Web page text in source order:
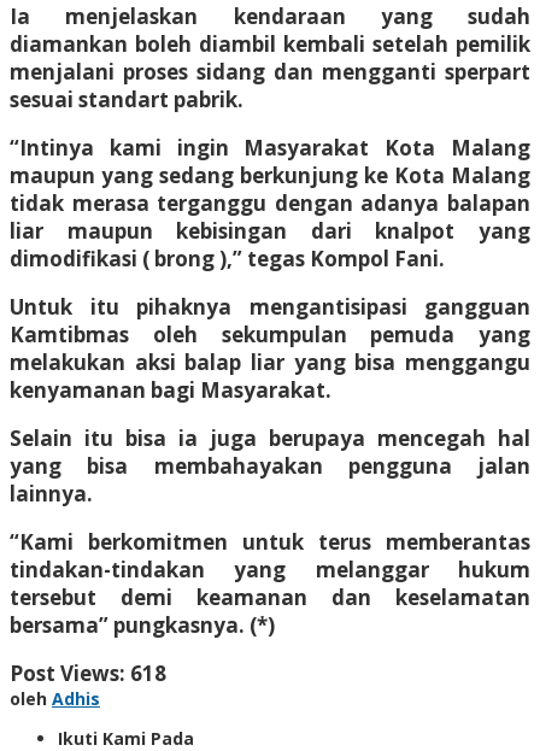
Ia menjelaskan kendaraan yang sudah
diamankan boleh diambil kembali setelah pemilik
menjalani proses sidang dan mengganti sperpart
sesuai standart pabrik.
“Intinya kami ingin Masyarakat Kota Malang
maupun yang sedang berkunjung ke Kota Malang
tidak merasa terganggu dengan adanya balapan
liar maupun kebisingan dari knalpot yang
dimodifikasi ( brong ),” tegas Kompol Fani.
Untuk itu pihaknya mengantisipasi gangguan
Kamtibmas oleh sekumpulan pemuda yang
melakukan aksi balap liar yang bisa menggangu
kenyamanan bagi Masyarakat.
Selain itu bisa ia juga berupaya mencegah hal
yang bisa membahayakan pengguna jalan
lainnya.
“Kami berkomitmen untuk terus memberantas
tindakan-tindakan yang melanggar hukum
tersebut demi keamanan dan keselamatan
bersama” pungkasnya. (*)
Post Views: 618
oleh Adhis
Ikuti Kami Pada